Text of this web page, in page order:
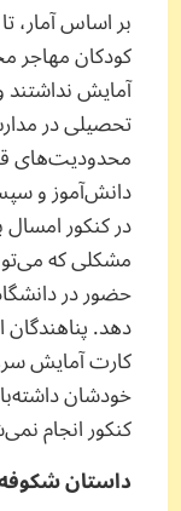
کودکان مهاجر
آمایش نداشتند
تحصیلی در
محدودیت‌های
دانش‌آموز و
در کنکور
مشکلی که
حضور در
دهد. پناهندگان
کارت آمایش
خودشان
کنکور انجام
داستان